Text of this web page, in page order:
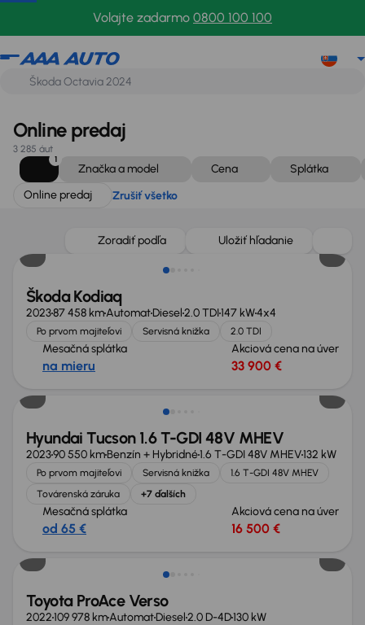
Volajte zadarmo 0800 100 100
Online predaj
Online predaj
3 285 áut
1
Značka a model Cena
Splátka
Online predaj
Zrušiť všetko
Zoradiť podľa Uložiť hľadanie
Možnosť odpočtu DPH
Škoda Kodiaq
202387 458 kmAutomatDiesel2.0 TDI147 kW4x4
Po prvom majiteľovi Servisná knižka 2.0 TDI
Mesačná splátka
na mieru
Akciová cena na úver
33 900 €
Možnosť odpočtu DPH
Hyundai Tucson 1.6 T-GDI 48V MHEV
202390 550 kmBenzín + Hybridné1.6 T-GDI 48V MHEV132 kW
Po prvom majiteľovi Servisná knižka
1.6 T-GDI 48V MHEV
Továrenská záruka
+7 ďalších
Mesačná splátka
od 65 €
Akciová cena na úver
16 500 €
Zlacnené o 2 800 €
Toyota ProAce Verso
2022109 978 kmAutomatDiesel2.0 D-4D130 kW